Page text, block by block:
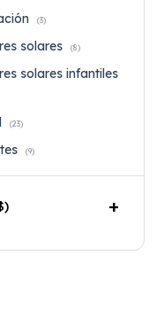
(3)
solares (8)
solares infantiles
(23)
(9)